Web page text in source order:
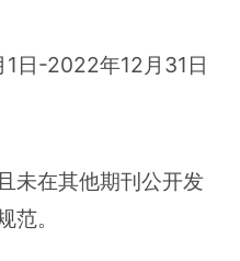
日-2022年12月31日
未在其他期刊公开发
范。